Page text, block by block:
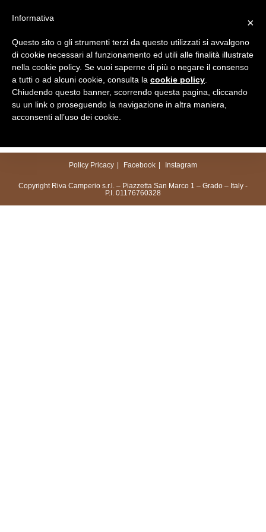
Menu
Policy Pricacy Facebook Instagram
Copyright Riva Camperio s.r.l. – Piazzetta San Marco 1 – Grado – Italy -
P.I. 01176760328
×
Informativa
Questo sito o gli strumenti terzi da questo utilizzati si avvalgono
di cookie necessari al funzionamento ed utili alle finalità illustrate
nella cookie policy. Se vuoi saperne di più o negare il consenso
a tutti o ad alcuni cookie, consulta la cookie policy
Chiudendo questo banner, scorrendo questa pagina, cliccando
su un link o proseguendo la navigazione in altra maniera,
acconsenti all’uso dei cookie.